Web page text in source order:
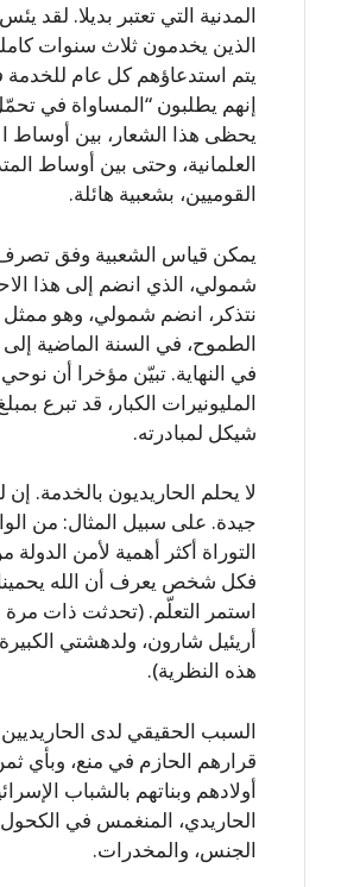
المدنية التي تعتبر بديلا. لقد
الذين يخدمون ثلاث سنوات
يتم استدعاؤهم كل عام للخدمة
إنهم يطلبون “المساواة في
يحظى هذا الشعار، بين أوساط
العلمانية، وحتى بين أوساط
القوميين، بشعبية هائلة.
يمكن قياس الشعبية وفق
شمولي، الذي انضم إلى هذا
نتذكر، انضم شمولي، وهو
الطموح، في السنة الماضية إلى
في النهاية. تبيّن مؤخرا أن نوحي
شيكل لمبادرته.
لا يحلم الحاريديون بالخدمة.
جيدة. على سبيل المثال: من
التوراة أكثر أهمية لأمن
فكل شخص يعرف أن الله
استمر التعلّم. (تحدثت ذات
أريئيل شارون، ولدهشتي
هذه النظرية).
السبب الحقيقي لدى الحاريديين
قرارهم الحازم في منع، وبأي
أولادهم وبناتهم بالشباب
الحاريدي، المنغمس في
الجنس، والمخدرات.